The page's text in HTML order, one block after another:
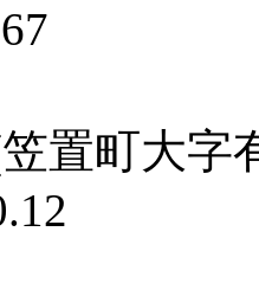
置町大字